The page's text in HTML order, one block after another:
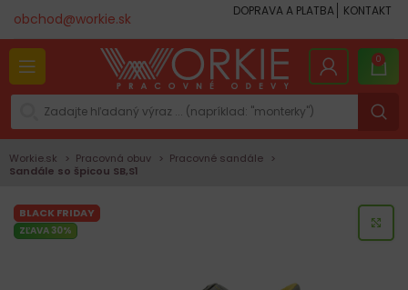
obchod@workie.sk DOPRAVA A PLATBA KONTAKT
0
Workie.sk Pracovná obuv
Pracovné sandále
Sandále so špicou SB,S1
BLACK FRIDAY
ZĽAVA 30%